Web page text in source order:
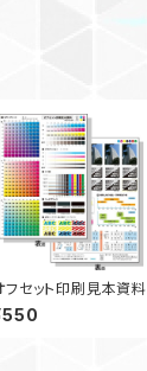
フセット印刷見本資料